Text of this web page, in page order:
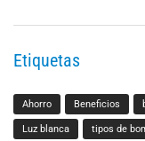
Etiquetas
Ahorro Beneficios
Luz blanca tipos de